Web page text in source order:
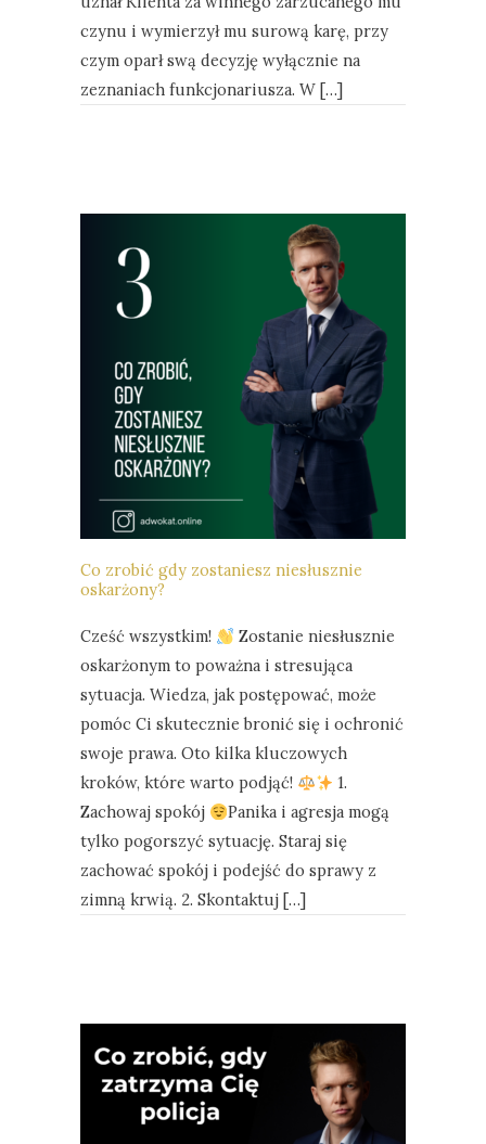
czynu i wymierzył mu surową karę, przy
czym oparł swą decyzję wyłącznie na
zeznaniach funkcjonariusza. W […]
Co zrobić gdy zostaniesz niesłusznie
oskarżony?
Cześć wszystkim!
Zostanie niesłusznie
oskarżonym to poważna i stresująca
sytuacja. Wiedza, jak postępować, może
pomóc Ci skutecznie bronić się i ochronić
swoje prawa. Oto kilka kluczowych
kroków, które warto podjąć!
1.
Zachowaj spokój
Panika i agresja mogą
tylko pogorszyć sytuację. Staraj się
zachować spokój i podejść do sprawy z
zimną krwią. 2. Skontaktuj […]